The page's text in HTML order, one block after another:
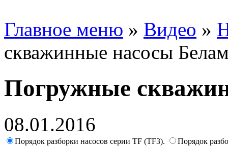
Главное меню » Видео »
скважинные насосы
Погружные
08.01.2016
Порядок разборки насосов серии TF (TF3). Порядок